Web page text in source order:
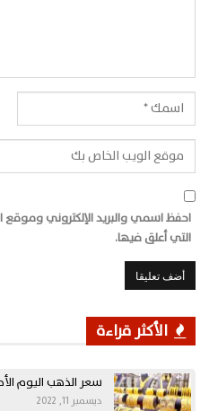
احفظ اسمي والبريد الإلكتروني
التي أعلق فيها.
الأكثر قراءة
سعر الذهب اليوم
ديسمبر 11, 2022